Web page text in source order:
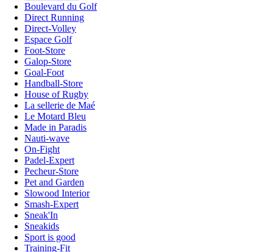
Boulevard du Golf
Direct Running
Direct-Volley
Espace Golf
Foot-Store
Galop-Store
Goal-Foot
Handball-Store
House of Rugby
La sellerie de Maé
Le Motard Bleu
Made in Paradis
Nauti-wave
On-Fight
Padel-Expert
Pecheur-Store
Pet and Garden
Slowood Interior
Smash-Expert
Sneak'In
Sneakids
Sport is good
Training-Fit